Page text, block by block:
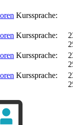
Kurssprache:
Kurssprache:
Kurssprache:
Kurssprache: